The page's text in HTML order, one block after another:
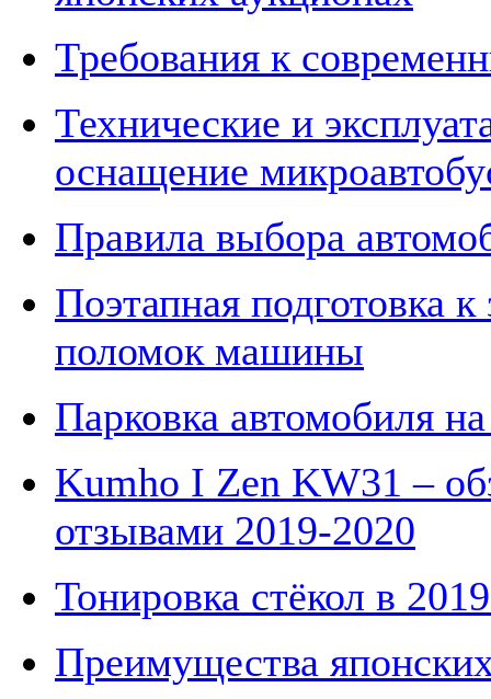
Требования к
Технические и
оснащение
Правила выбора
Поэтапная подготовка к
поломок машины
Парковка автомобиля
Kumho I Zen KW31 –
отзывами 2019-2020
Тонировка стёкол в
Преимущества